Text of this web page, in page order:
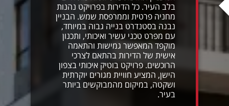
בלב העיר. כל הדירות בפרויקט נהנות
מחניה פרטית וממרפסת שמש. הבניין
נבנה בסטנדרט בנייה גבוה במיוחד,
עם מפרט טכני עשיר ואיכותי, ותכנון
מוקפד המאפשר גמישות והתאמה
אישית של הדירות בהתאם לצרכי
הרוכשים. פרויקט בוטיק איכותי בצפון
הישן, המציע חוויית מגורים יוקרתית
ושקטה, במיקום מהמבוקשים ביותר
בעיר.